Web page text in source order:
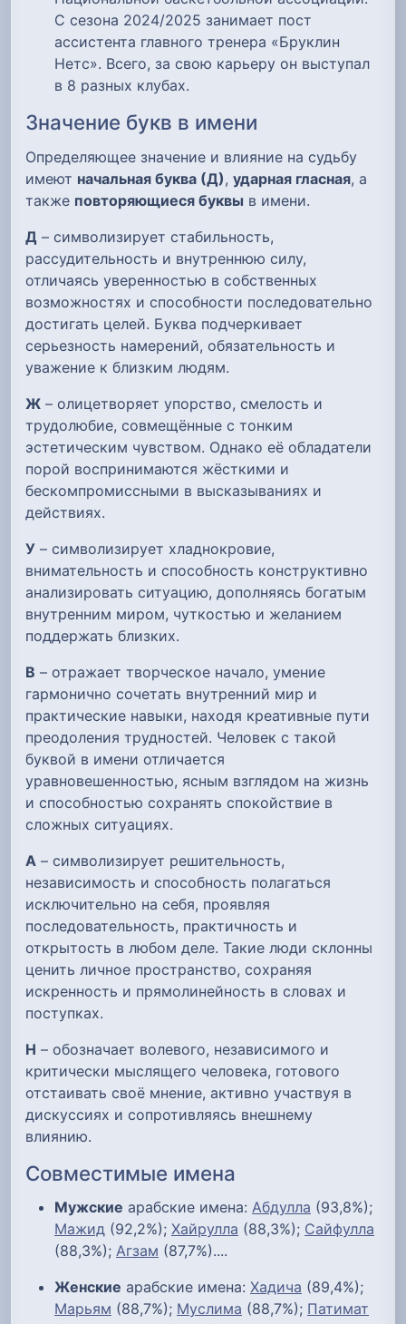
С сезона 2024/2025 занимает пост
ассистента главного тренера «Бруклин
Нетс». Всего, за свою карьеру он выступал
в 8 разных клубах.
Значение букв в имени
Определяющее значение и влияние на судьбу
имеют начальная буква (Д), ударная гласная, а
также повторяющиеся буквы в имени.
Д – символизирует стабильность,
рассудительность и внутреннюю силу,
отличаясь уверенностью в собственных
возможностях и способности последовательно
достигать целей. Буква подчеркивает
серьезность намерений, обязательность и
уважение к близким людям.
Ж – олицетворяет упорство, смелость и
трудолюбие, совмещённые с тонким
эстетическим чувством. Однако её обладатели
порой воспринимаются жёсткими и
бескомпромиссными в высказываниях и
действиях.
У – символизирует хладнокровие,
внимательность и способность конструктивно
анализировать ситуацию, дополняясь богатым
внутренним миром, чуткостью и желанием
поддержать близких.
В – отражает творческое начало, умение
гармонично сочетать внутренний мир и
практические навыки, находя креативные пути
преодоления трудностей. Человек с такой
буквой в имени отличается
уравновешенностью, ясным взглядом на жизнь
и способностью сохранять спокойствие в
сложных ситуациях.
А – символизирует решительность,
независимость и способность полагаться
исключительно на себя, проявляя
последовательность, практичность и
открытость в любом деле. Такие люди склонны
ценить личное пространство, сохраняя
искренность и прямолинейность в словах и
поступках.
Н – обозначает волевого, независимого и
критически мыслящего человека, готового
отстаивать своё мнение, активно участвуя в
дискуссиях и сопротивляясь внешнему
влиянию.
Совместимые имена
Мужские арабские имена: Абдулла (93,8%);
Мажид (92,2%); Хайрулла (88,3%); Сайфулла
(88,3%); Агзам (87,7%)....
Женские арабские имена: Хадича (89,4%);
Марьям (88,7%); Муслима (88,7%); Патимат